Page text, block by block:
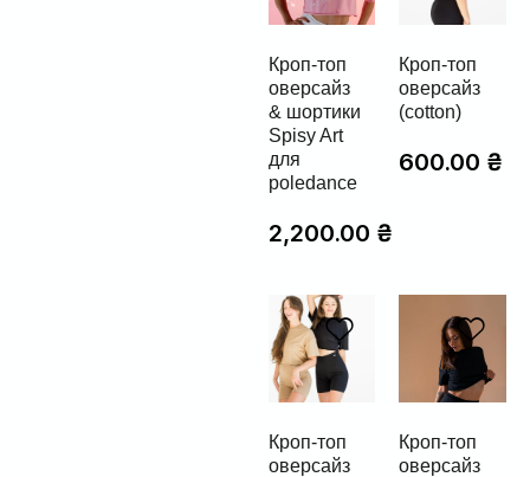
Кроп-топ
оверсайз
& шортики
Spisy Art
для
poledance
2,200.00 ₴
Кроп-топ
оверсайз
(cotton)
600.00 ₴
Кроп-топ
оверсайз
Кроп-топ
оверсайз